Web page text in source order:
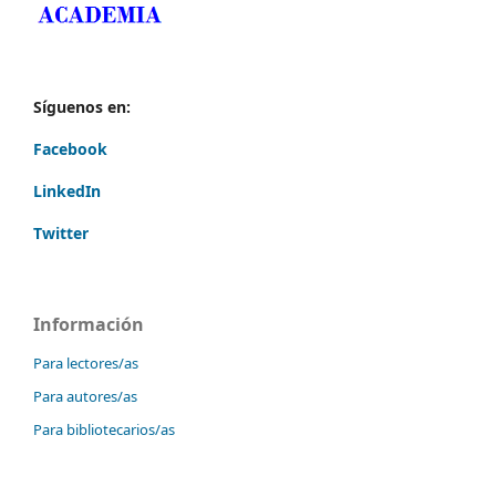
Síguenos en:
Facebook
LinkedIn
Twitter
Información
Para lectores/as
Para autores/as
Para bibliotecarios/as